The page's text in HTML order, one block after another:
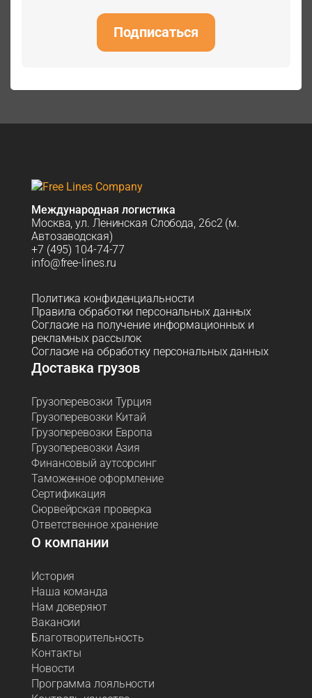
Подписаться
Международная логистика
Москва, ул. Ленинская Слобода, 26с2 (м.
Автозаводская)
+7 (495) 104-74-77
info@free-lines.ru
Политика конфиденциальности
Правила обработки персональных данных
Согласие на получение информационных и
рекламных рассылок
Согласие на обработку персональных данных
Доставка грузов
Грузоперевозки Турция
Грузоперевозки Китай
Грузоперевозки Европа
Грузоперевозки Азия
Финансовый аутсорсинг
Таможенное оформление
Сертификация
Сюрвейрская проверка
Ответственное хранение
О компании
История
Наша команда
Нам доверяют
Вакансии
Благотворительность
Контакты
Новости
Программа лояльности